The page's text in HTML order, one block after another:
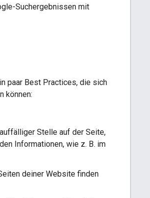
Suchergebnissen mit
paar Best Practices, die sich
können:
Stelle auf der Seite,
Informationen, wie z. B. im
deiner Website finden